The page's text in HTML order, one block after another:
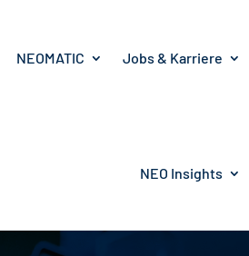
NEOMATIC Jobs & Karriere
NEO Insights